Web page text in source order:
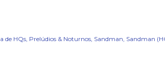
de HQs Prelúdios & Noturnos Sandman Sandman